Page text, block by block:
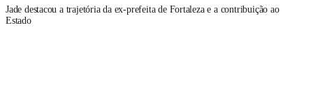
Jade destacou a trajetória da ex-prefeita de Fortaleza e a contribuição ao
Estado